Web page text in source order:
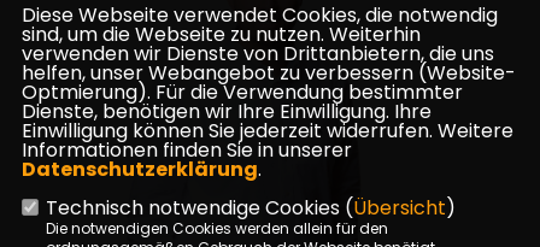
Diese Webseite verwendet Cookies, die notwendig
sind, um die Webseite zu nutzen. Weiterhin
verwenden wir Dienste von Drittanbietern, die uns
helfen, unser Webangebot zu verbessern (Website-
Optmierung). Für die Verwendung bestimmter
Dienste, benötigen wir Ihre Einwilligung. Ihre
Einwilligung können Sie jederzeit widerrufen. Weitere
Informationen finden Sie in unserer
Datenschutzerklärung.
Technisch notwendige Cookies (Übersicht)
Die notwendigen Cookies werden allein für den